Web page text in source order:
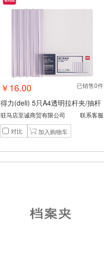
已销售0件
￥16.00
得力(deli) 5只A4透明拉杆夹/抽杆
夹/报告夹/文件夹 25mm大背宽简
历报告夹 学生考试收纳 63102白
色
驻马店至诚商贸有限公司
联系客服
对比